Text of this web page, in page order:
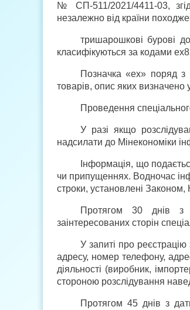
№ СП-511/2021/4411-03,
незалежно від країни
тришарошкові бурові
класифікуються за кодами
Позначка «ех» поряд з
товарів, опис яких визначено
Проведення
У разі якщо
надсилати до Мінекономіки
Інформація, що
чи припущеннях. Водночас
строки, установлені Законом,
Протягом 30 днів з
заінтересованих сторін
У запиті про
адресу, номер телефону,
діяльності (виробник,
стороною розслідування
Протягом 45 днів з